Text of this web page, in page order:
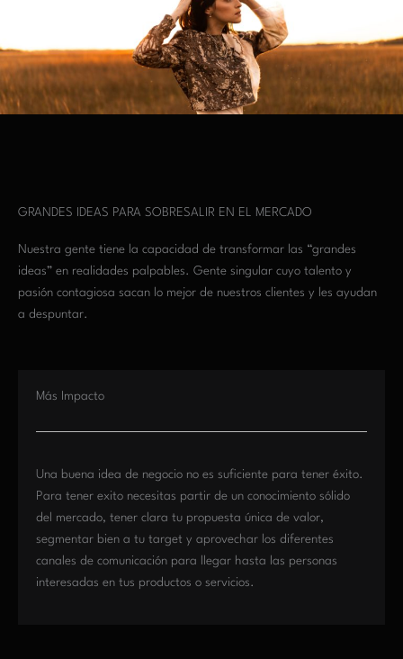
GRANDES IDEAS PARA SOBRESALIR EN EL MERCADO
Nuestra gente tiene la capacidad de transformar las “grandes
ideas” en realidades palpables. Gente singular cuyo talento y
pasión contagiosa sacan lo mejor de nuestros clientes y les ayudan
a despuntar.
Más Impacto
Una buena idea de negocio no es suficiente para tener éxito.
Para tener exito necesitas partir de un conocimiento sólido
del mercado, tener clara tu propuesta única de valor,
segmentar bien a tu target y aprovechar los diferentes
canales de comunicación para llegar hasta las personas
interesadas en tus productos o servicios.